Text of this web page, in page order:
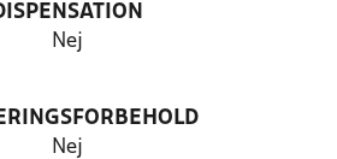
Nej
Nej